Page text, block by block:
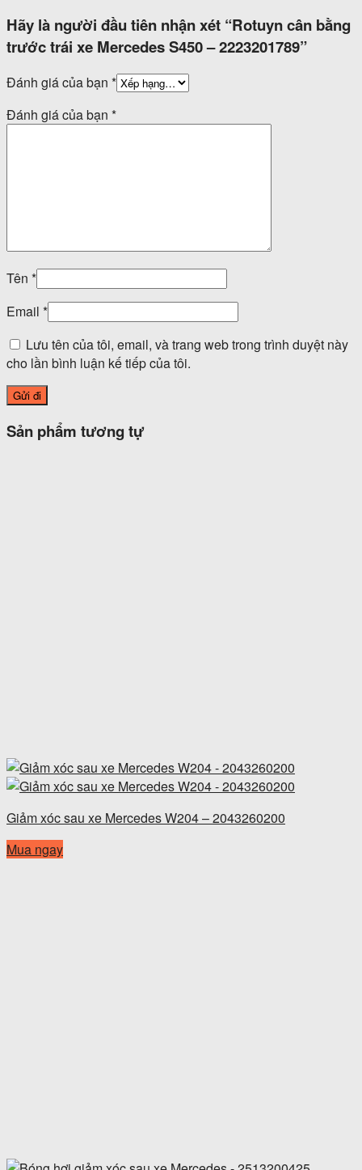
Hãy là người đầu tiên nhận xét “Rotuyn cân bằng
trước trái xe Mercedes S450 – 2223201789”
Đánh giá của bạn *
Đánh giá của bạn *
Tên *
Email *
Lưu tên của tôi, email, và trang web trong trình duyệt này
cho lần bình luận kế tiếp của tôi.
Sản phẩm tương tự
Giảm xóc sau xe Mercedes W204 – 2043260200
Mua ngay